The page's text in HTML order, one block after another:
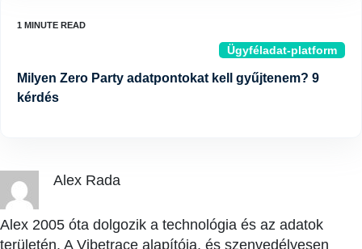
Ügyféladat-platform
Milyen Zero Party adatpontokat kell gyűjtenem? 9
kérdés
Alex Rada
Alex 2005 óta dolgozik a technológia és az adatok
területén. A Vibetrace alapítója, és szenvedélyesen